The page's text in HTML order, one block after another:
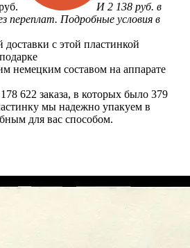
И 2 138 руб. в
переплат. Подробные условия в
доставки с этой пластинкой
немецким составом на аппарате
622 заказа, в которых было 379
мы надежно упакуем в
для вас способом.